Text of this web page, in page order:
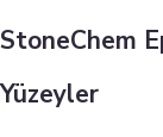
StoneChem
Yüzeyler